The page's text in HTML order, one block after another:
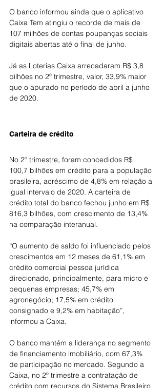
O banco informou ainda que o aplicativo
Caixa Tem atingiu o recorde de mais de
107 milhões de contas poupanças sociais
digitais abertas até o final de junho.
Já as Loterias Caixa arrecadaram R$ 3,8
bilhões no 2º trimestre, valor, 33,9% maior
que o apurado no período de abril a junho
de 2020.
Carteira de crédito
No 2º trimestre, foram concedidos R$
100,7 bilhões em crédito para a população
brasileira, acréscimo de 4,8% em relação a
igual intervalo de 2020. A carteira de
crédito total do banco fechou junho em R$
816,3 bilhões, com crescimento de 13,4%
na comparação interanual.
“O aumento de saldo foi influenciado pelos
crescimentos em 12 meses de 61,1% em
crédito comercial pessoa jurídica
direcionado, principalmente, para micro e
pequenas empresas; 45,7% em
agronegócio; 17,5% em crédito
consignado e 9,2% em habitação”,
informou a Caixa.
O banco mantém a liderança no segmento
de financiamento imobiliário, com 67,3%
de participação no mercado. Segundo a
Caixa, no 2º trimestre a contratação de
crédito com recursos do Sistema Brasileiro